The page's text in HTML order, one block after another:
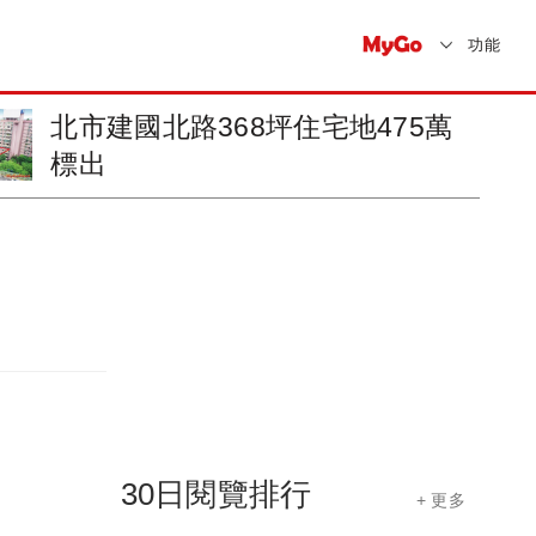
功能
繼續搶標！新莊副都心商業地198
萬元
30日閱覽排行 + 更多